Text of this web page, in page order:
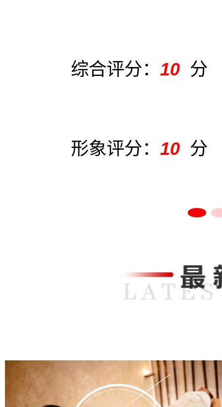
综合评分：10 分
形象评分：10 分